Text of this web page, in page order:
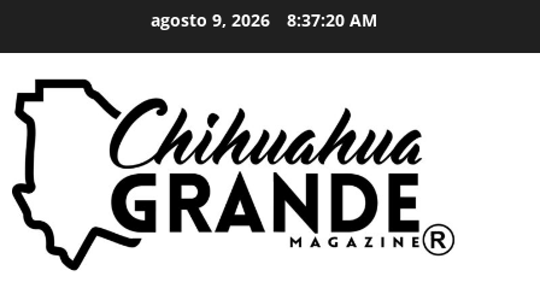
agosto 9, 2026 8:37:20 AM